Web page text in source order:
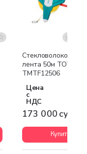
Стекловолоконная
лента 50м TOTAL
TMTF12506
Цена
с
НДС
173 000 сум
Купить